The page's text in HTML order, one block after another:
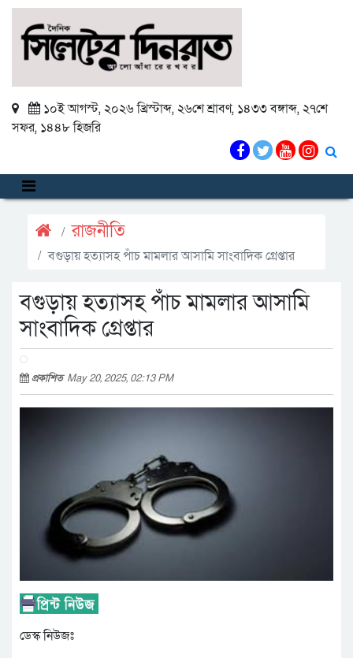
১০ই আগস্ট, ২০২৬ খ্রিস্টাব্দ, ২৬শে শ্রাবণ, ১৪৩৩ বঙ্গাব্দ, ২৭শে
সফর, ১৪৪৮ হিজরি
রাজনীতি
বগুড়ায় হত্যাসহ পাঁচ মামলার আসামি সাংবাদিক গ্রেপ্তার
বগুড়ায় হত্যাসহ পাঁচ মামলার আসামি
সাংবাদিক গ্রেপ্তার
প্রকাশিত May 20, 2025, 02:13 PM
ডেস্ক নিউজঃ